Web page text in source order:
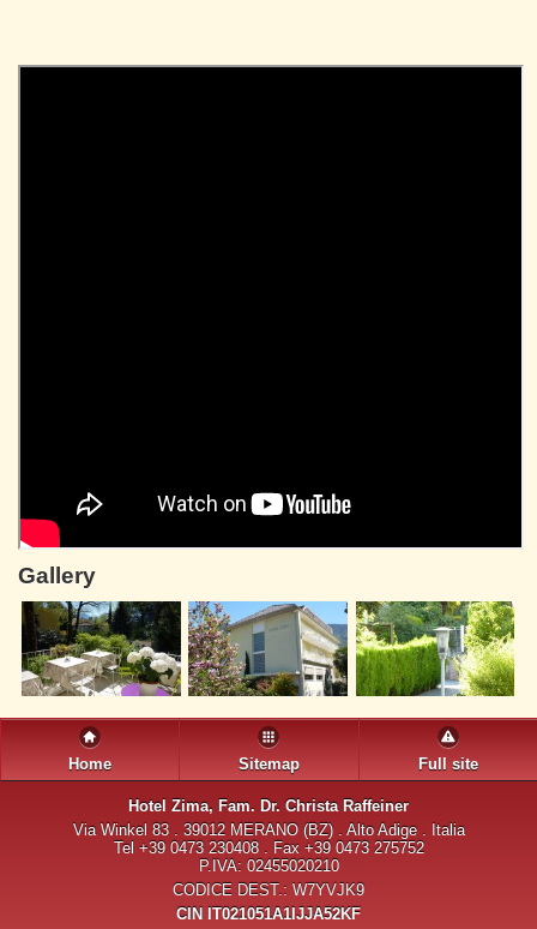
Gallery
Home Sitemap Full site
Hotel Zima, Fam. Dr. Christa Raffeiner
Via Winkel 83 . 39012 MERANO (BZ) . Alto Adige . Italia
Tel +39 0473 230408 . Fax +39 0473 275752
P.IVA: 02455020210
CODICE DEST.: W7YVJK9
CIN IT021051A1IJJA52KF